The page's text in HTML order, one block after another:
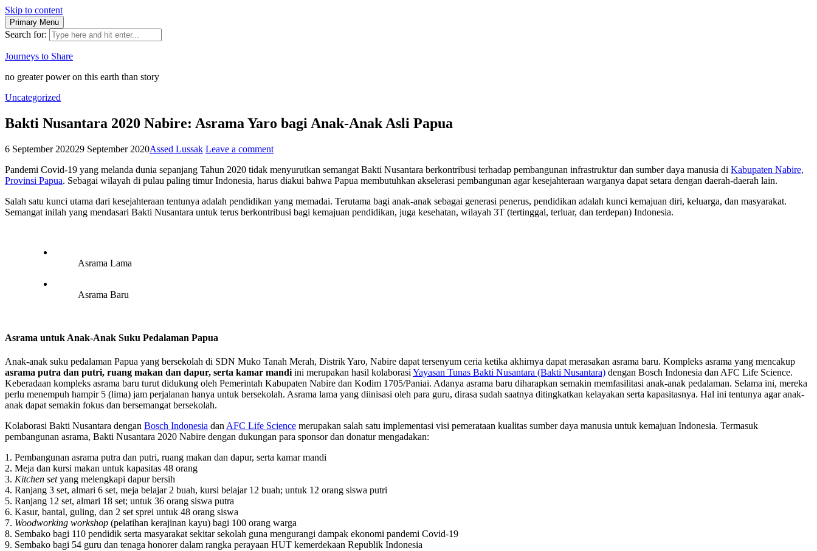
Skip to content
Primary Menu
Search for:
Journeys to Share
no greater power on this earth than story
Uncategorized
Bakti Nusantara 2020 Nabire: Asrama Yaro bagi Anak-Anak Asli Papua
6 September 202029 September 2020Assed Lussak Leave a comment
Pandemi Covid-19 yang melanda dunia sepanjang Tahun 2020 tidak menyurutkan semangat Bakti Nusantara berkontribusi terhadap pembangunan infrastruktur dan sumber daya manusia di Kabupaten Nabire,
Provinsi Papua. Sebagai wilayah di pulau paling timur Indonesia, harus diakui bahwa Papua membutuhkan akselerasi pembangunan agar kesejahteraan warganya dapat setara dengan daerah-daerah lain.
Salah satu kunci utama dari kesejahteraan tentunya adalah pendidikan yang memadai. Terutama bagi anak-anak sebagai generasi penerus, pendidikan adalah kunci kemajuan diri, keluarga, dan masyarakat.
Semangat inilah yang mendasari Bakti Nusantara untuk terus berkontribusi bagi kemajuan pendidikan, juga kesehatan, wilayah 3T (tertinggal, terluar, dan terdepan) Indonesia.
Asrama Lama
Asrama Baru
Asrama untuk Anak-Anak Suku Pedalaman Papua
Anak-anak suku pedalaman Papua yang bersekolah di SDN Muko Tanah Merah, Distrik Yaro, Nabire dapat tersenyum ceria ketika akhirnya dapat merasakan asrama baru. Kompleks asrama yang mencakup
asrama putra dan putri, ruang makan dan dapur, serta kamar mandi ini merupakan hasil kolaborasi Yayasan Tunas Bakti Nusantara (Bakti Nusantara) dengan Bosch Indonesia dan AFC Life Science.
Keberadaan kompleks asrama baru turut didukung oleh Pemerintah Kabupaten Nabire dan Kodim 1705/Paniai. Adanya asrama baru diharapkan semakin memfasilitasi anak-anak pedalaman. Selama ini, mereka
perlu menempuh hampir 5 (lima) jam perjalanan hanya untuk bersekolah. Asrama lama yang diinisasi oleh para guru, dirasa sudah saatnya ditingkatkan kelayakan serta kapasitasnya. Hal ini tentunya agar anak-
anak dapat semakin fokus dan bersemangat bersekolah.
Kolaborasi Bakti Nusantara dengan Bosch Indonesia dan AFC Life Science merupakan salah satu implementasi visi pemerataan kualitas sumber daya manusia untuk kemajuan Indonesia. Termasuk
pembangunan asrama, Bakti Nusantara 2020 Nabire dengan dukungan para sponsor dan donatur mengadakan:
1. Pembangunan asrama putra dan putri, ruang makan dan dapur, serta kamar mandi
2. Meja dan kursi makan untuk kapasitas 48 orang
3. Kitchen setyang melengkapi dapur bersih
4. Ranjang 3 set, almari 6 set, meja belajar 2 buah, kursi belajar 12 buah; untuk 12 orang siswa putri
5. Ranjang 12 set, almari 18 set; untuk 36 orang siswa putra
6. Kasur, bantal, guling, dan 2 set sprei untuk 48 orang siswa
7. Woodworking workshop (pelatihan kerajinan kayu) bagi 100 orang warga
8. Sembako bagi 110 pendidik serta masyarakat sekitar sekolah guna mengurangi dampak ekonomi pandemi Covid-19
9. Sembako bagi 54 guru dan tenaga honorer dalam rangka perayaan HUT kemerdekaan Republik Indonesia